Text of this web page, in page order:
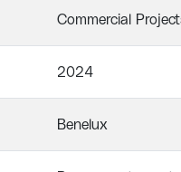
Commercial
2024
Benelux